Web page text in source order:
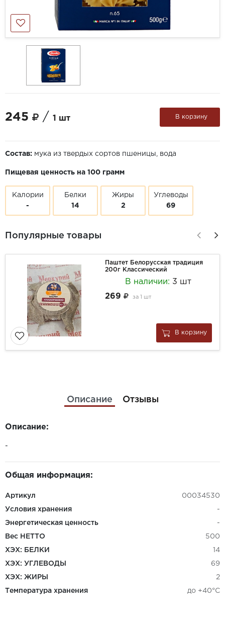
245 / 1 шт В корзину
Состав: мука из твердых сортов пшеницы, вода
Пищевая ценность на 100 грамм
Калории
-
Белки
14
Жиры
2
Углеводы
69
Популярные товары
Паштет Белорусская традиция
200г Классический
В наличии: 3 шт
269
за 1 шт
В корзину
Описание Отзывы
Описание:
-
Общая информация:
Артикул 00034530
Условия хранения -
Энергетическая ценность -
Вес НЕТТО 500
ХЭХ: БЕЛКИ 14
ХЭХ: УГЛЕВОДЫ 69
ХЭХ: ЖИРЫ 2
Температура хранения до +40°C